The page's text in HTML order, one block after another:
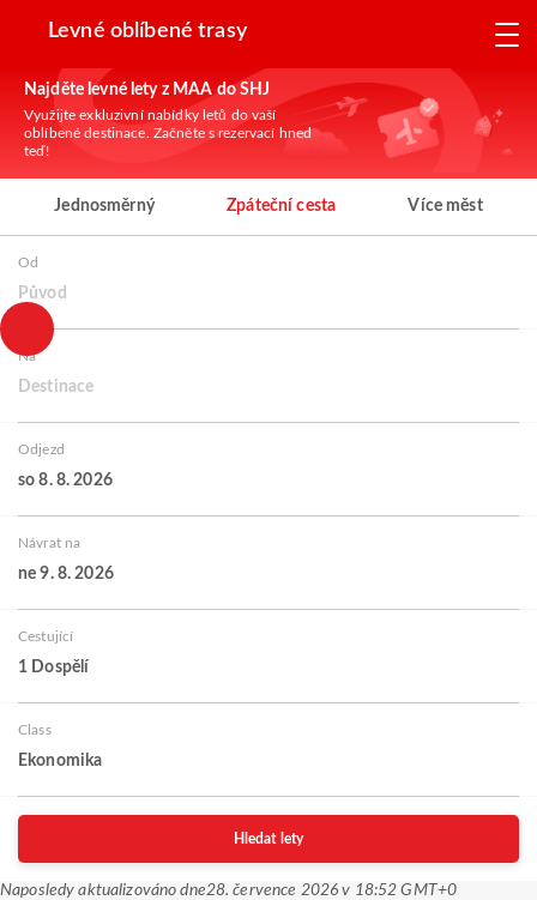
Levné oblíbené trasy
Najděte levné lety z MAA do SHJ
Využijte exkluzivní nabídky letů do vaší
oblíbené destinace. Začněte s rezervací hned
teď!
Jednosměrný Zpáteční cesta Více měst
Od
Původ
Na
Destinace
Odjezd
so 8. 8. 2026
Návrat na
ne 9. 8. 2026
Cestující
1 Dospělí
Class
Ekonomika
Hledat lety
Naposledy aktualizováno dne28. července 2026 v 18:52 GMT+0